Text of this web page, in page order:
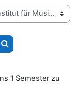
Kurse suchen
1 Semester zu